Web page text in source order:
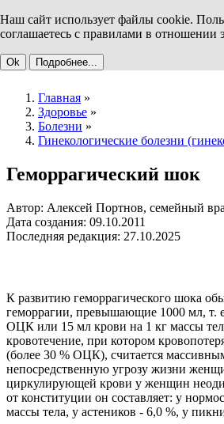
Наш сайт использует файлы cookie.
соглашаетесь с правилами в отношении
Ok Подробнее...
Главная »
Здоровье »
Болезни »
Гинекологические болезни
Геморрагический шок
Автор: Алексей Портнов, семейный
Дата создания: 09.10.2011
Последняя редакция: 27.10.2025
К развитию геморрагического шока
геморрагии, превышающие 1000 мл, т.
ОЦК или 15 мл крови на 1 кг массы
кровотечение, при котором
(более 30 % ОЦК), считается
непосредственную угрозу жизни
циркулирующей крови у женщин
от конституции он составляет: у
массы тела, у астеников - 6,0 %, у